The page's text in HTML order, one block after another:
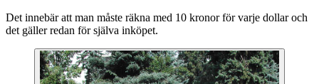
Det innebär att man måste räkna med 10 kronor för varje dollar och
det gäller redan för själva inköpet.